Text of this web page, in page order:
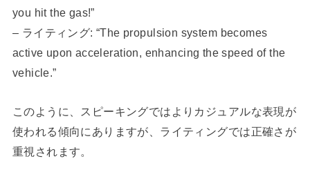
you hit the gas!”
– ライティング: “The propulsion system becomes
active upon acceleration, enhancing the speed of the
vehicle.”
このように、スピーキングではよりカジュアルな表現が
使われる傾向にありますが、ライティングでは正確さが
重視されます。